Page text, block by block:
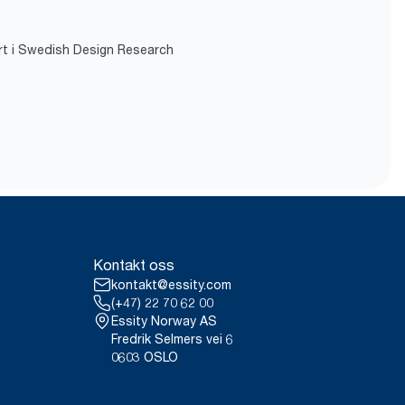
per brukstilfelle. Inkluderer
495 g vann per dose).
Swedish Design Research
Kontakt oss
kontakt@essity.com
(+47) 22 70 62 00
Essity Norway AS
Fredrik Selmers vei 6
0603 OSLO